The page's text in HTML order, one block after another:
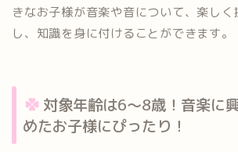
きなお子様が音楽や音について、楽しく
し、 知識を身に付けることができます。
対象年齢は6～8歳！音楽に
めたお子様にぴったり ！